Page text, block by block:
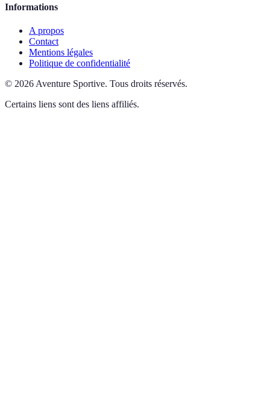
Informations
A propos
Contact
Mentions légales
Politique de confidentialité
© 2026 Aventure Sportive. Tous droits réservés.
Certains liens sont des liens affiliés.